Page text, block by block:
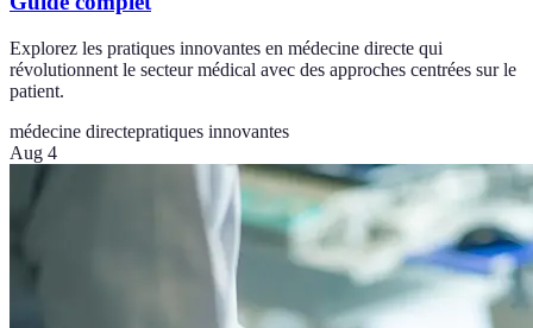
Explorez les pratiques innovantes en médecine directe qui
révolutionnent le secteur médical avec des approches centrées sur le
patient.
médecine directepratiques innovantes
Aug 4